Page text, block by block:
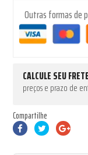
Outras formas de
CALCULE SEU FRETE
preços e prazo de
Compartilhe